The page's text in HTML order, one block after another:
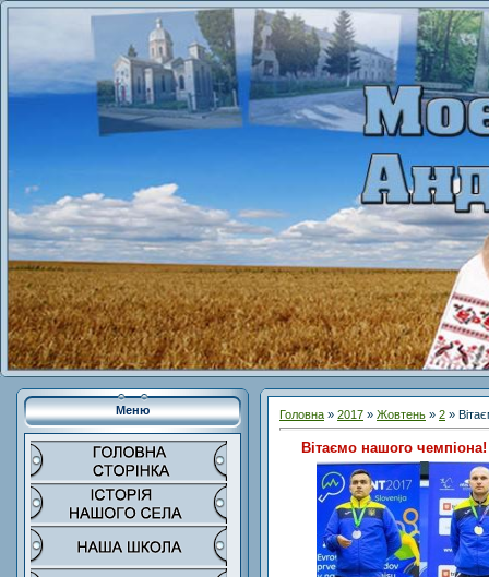
Меню Головна » 2017 » Жовтень » 2 »
Вітаємо нашого чемпіона!